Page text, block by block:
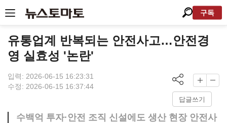
구독
유통업계 반복되는 안전사고…안전경
영 실효성 '논란'
입력: 2026-06-15 16:23:31
수정: 2026-06-15 16:37:44
답글쓰기
수백억 투자·안전 조직 신설에도 생산 현장 안전사